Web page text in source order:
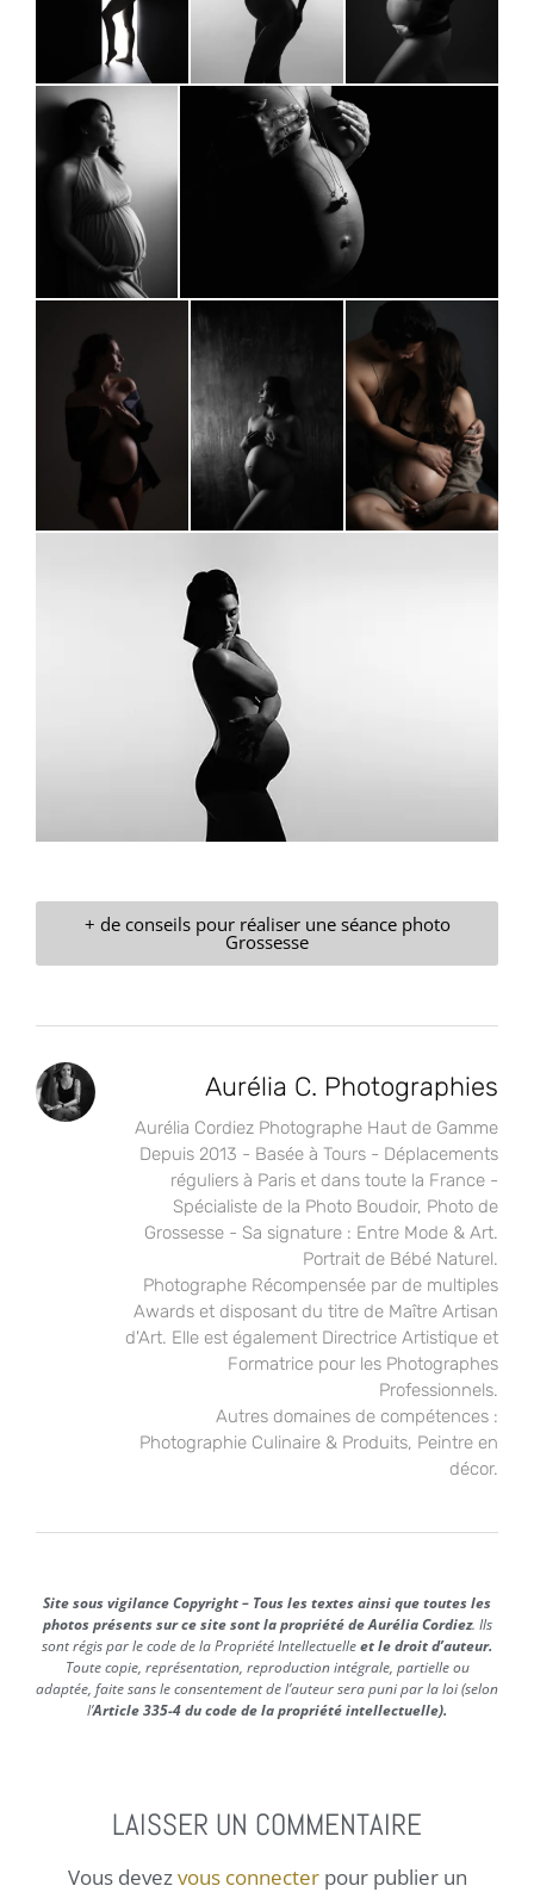
+ de conseils pour réaliser une séance photo
Grossesse
Aurélia C. Photographies
Aurélia Cordiez Photographe Haut de Gamme
Depuis 2013 - Basée à Tours - Déplacements
réguliers à Paris et dans toute la France -
Spécialiste de la Photo Boudoir, Photo de
Grossesse - Sa signature : Entre Mode & Art.
Portrait de Bébé Naturel.
Photographe Récompensée par de multiples
Awards et disposant du titre de Maître Artisan
d'Art. Elle est également Directrice Artistique et
Formatrice pour les Photographes
Professionnels.
Autres domaines de compétences :
Photographie Culinaire & Produits, Peintre en
décor.
Site sous vigilance Copyright – Tous les textes ainsi que toutes les
photos présents sur ce site sont la propriété de Aurélia Cordiez. Ils
sont régis par le code de la Propriété Intellectuelleet le droit d’auteur.
Toute copie, représentation, reproduction intégrale, partielle ou
adaptée, faite sans le consentement de l’auteur sera puni par la loi (selon
l’Article 335-4 du code de la propriété intellectuelle).
LAISSER UN COMMENTAIRE
Vous devezvous connecterpour publier un